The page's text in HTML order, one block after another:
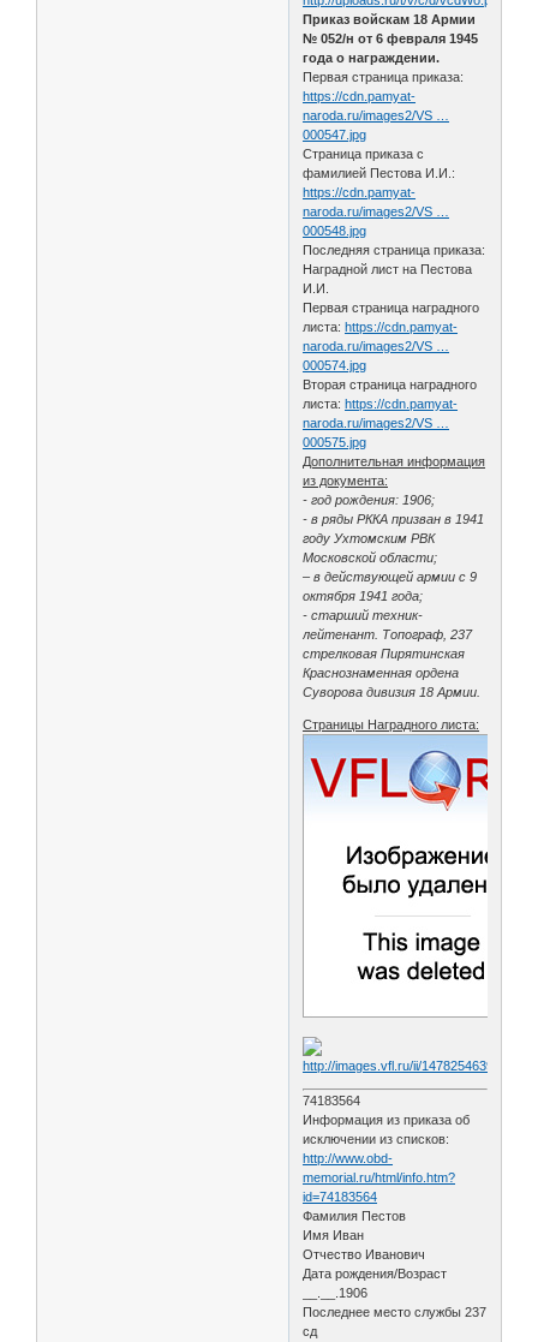
Приказ войскам 18 Армии
№ 052/н от 6 февраля 1945
года о награждении.
Первая страница приказа:
https://cdn.pamyat-
naroda.ru/images2/VS …
000547.jpg
Страница приказа с
фамилией Пестова И.И.:
https://cdn.pamyat-
naroda.ru/images2/VS …
000548.jpg
Последняя страница приказа:
Наградной лист на Пестова
И.И.
Первая страница наградного
листа:https://cdn.pamyat-
naroda.ru/images2/VS …
000574.jpg
Вторая страница наградного
листа:https://cdn.pamyat-
naroda.ru/images2/VS …
000575.jpg
Дополнительная информация
из документа:
- год рождения: 1906;
- в ряды РККА призван в 1941
году Ухтомским РВК
Московской области;
– в действующей армии с 9
октября 1941 года;
- старший техник-
лейтенант. Топограф, 237
стрелковая Пирятинская
Краснознаменная ордена
Суворова дивизия 18 Армии.
Страницы Наградного листа:
74183564
Информация из приказа об
исключении из списков:
http://www.obd-
memorial.ru/html/info.htm?
id=74183564
Фамилия Пестов
Имя Иван
Отчество Иванович
Дата рождения/Возраст
__.__.1906
Последнее место службы 237
сд